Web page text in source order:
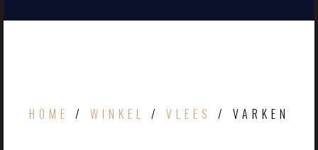
HOME / WINKEL / VLEES / VARKEN